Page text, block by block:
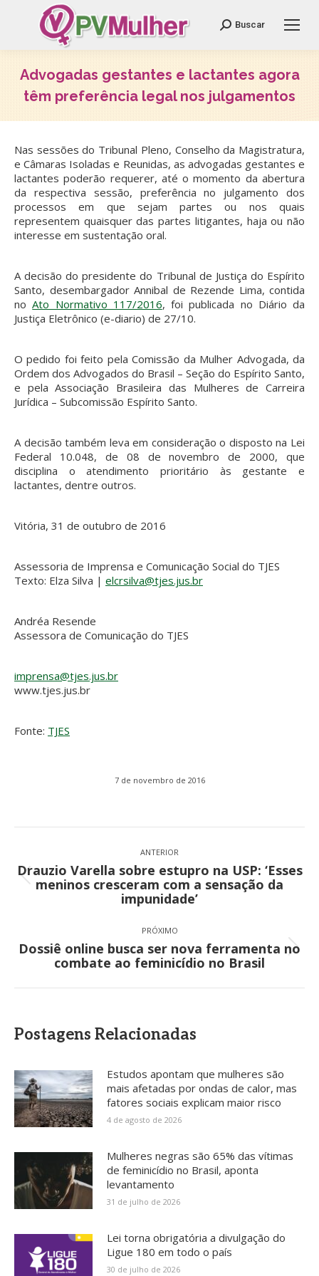
Search:
Buscar
Advogadas gestantes e lactantes agora
têm preferência legal nos julgamentos
Nas sessões do Tribunal Pleno, Conselho da Magistratura,
e Câmaras Isoladas e Reunidas, as advogadas gestantes e
lactantes poderão requerer, até o momento da abertura
da respectiva sessão, preferência no julgamento dos
processos em que sejam partes ou nos quais
representem quaisquer das partes litigantes, haja ou não
interesse em sustentação oral.
A decisão do presidente do Tribunal de Justiça do Espírito
Santo, desembargador Annibal de Rezende Lima, contida
noAto Normativo 117/2016, foi publicada no Diário da
Justiça Eletrônico (e-diario) de 27/10.
O pedido foi feito pela Comissão da Mulher Advogada, da
Ordem dos Advogados do Brasil – Seção do Espírito Santo,
e pela Associação Brasileira das Mulheres de Carreira
Jurídica – Subcomissão Espírito Santo.
A decisão também leva em consideração o disposto na Lei
Federal 10.048, de 08 de novembro de 2000, que
disciplina o atendimento prioritário às gestante e
lactantes, dentre outros.
Vitória, 31 de outubro de 2016
Assessoria de Imprensa e Comunicação Social do TJES
Texto: Elza Silva | elcrsilva@tjes.jus.br
Andréa Resende
Assessora de Comunicação do TJES
imprensa@tjes.jus.br
www.tjes.jus.br
Fonte: TJES
7 de novembro de 2016
post:
ANTERIOR
Post
anterior:
Drauzio Varella sobre estupro na USP: ‘Esses
meninos cresceram com a sensação da
impunidade’
PRÓXIMO
Próximo
post:
Dossiê online busca ser nova ferramenta no
combate ao feminicídio no Brasil
Postagens Relacionadas
Estudos apontam que mulheres são
mais afetadas por ondas de calor, mas
fatores sociais explicam maior risco
4 de agosto de 2026
Mulheres negras são 65% das vítimas
de feminicídio no Brasil, aponta
levantamento
31 de julho de 2026
Lei torna obrigatória a divulgação do
Ligue 180 em todo o país
30 de julho de 2026